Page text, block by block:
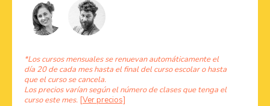
*Los cursos mensuales se renuevan automáticamente el
día 20 de cada mes hasta el final del curso escolar o hasta
que el curso se cancela.
Los precios varían según el número de clases que tenga el
curso este mes. [Ver precios]